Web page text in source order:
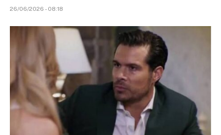
26/06/2026 - 08:18